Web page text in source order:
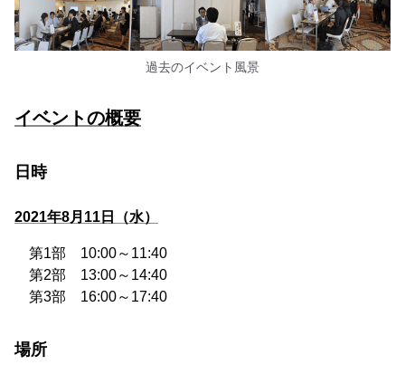
過去のイベント風景
イベントの概要
日時
2021年8月11日（水）
第1部 10:00～11:40
第2部 13:00～14:40
第3部 16:00～17:40
場所